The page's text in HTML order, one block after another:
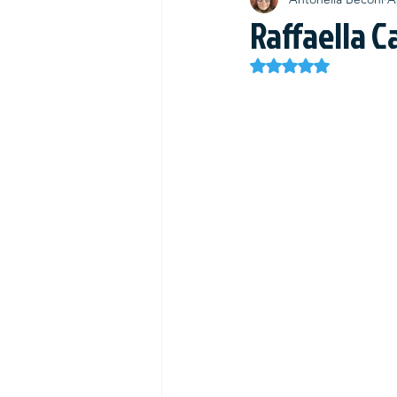
Raffaella
Rated NaN out of 5